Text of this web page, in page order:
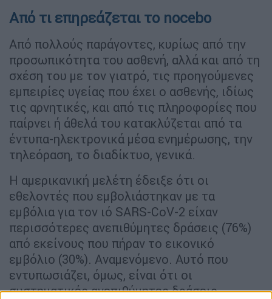
Από τι επηρεάζεται το nocebo
Από πολλούς παράγοντες, κυρίως από την
προσωπικότητα του ασθενή, αλλά και από τη
σχέση του με τον γιατρό, τις προηγούμενες
εμπειρίες υγείας που έχει ο ασθενής, ιδίως
τις αρνητικές, και από τις πληροφορίες που
παίρνει ή άθελά του κατακλύζεται από τα
έντυπα-ηλεκτρονικά μέσα ενημέρωσης, την
τηλεόραση, το διαδίκτυο, γενικά.
Η αμερικανική μελέτη έδειξε ότι οι
εθελοντές που εμβολιάστηκαν με τα
εμβόλια για τον ιό SARS-CoV-2 είχαν
περισσότερες ανεπιθύμητες δράσεις (76%)
από εκείνους που πήραν το εικονικό
εμβόλιο (30%). Αναμενόμενο. Αυτό που
εντυπωσιάζει, όμως, είναι ότι οι
συστηματικές ανεπιθύμητες δράσεις